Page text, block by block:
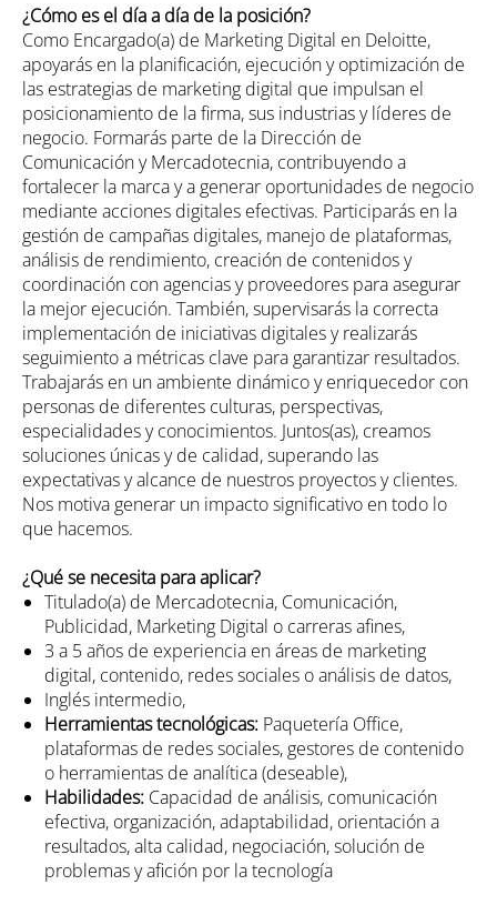
¿Cómo es el día a día de la posición?
Como Encargado(a) de Marketing Digital en Deloitte,
apoyarás en la planificación, ejecución y optimización de
las estrategias de marketing digital que impulsan el
posicionamiento de la firma, sus industrias y líderes de
negocio. Formarás parte de la Dirección de
Comunicación y Mercadotecnia, contribuyendo a
fortalecer la marca y a generar oportunidades de negocio
mediante acciones digitales efectivas. Participarás en la
gestión de campañas digitales, manejo de plataformas,
análisis de rendimiento, creación de contenidos y
coordinación con agencias y proveedores para asegurar
la mejor ejecución. También, supervisarás la correcta
implementación de iniciativas digitales y realizarás
seguimiento a métricas clave para garantizar resultados.
Trabajarás en un ambiente dinámico y enriquecedor con
personas de diferentes culturas, perspectivas,
especialidades y conocimientos. Juntos(as), creamos
soluciones únicas y de calidad, superando las
expectativas y alcance de nuestros proyectos y clientes.
Nos motiva generar un impacto significativo en todo lo
que hacemos.
¿Qué se necesita para aplicar?
Titulado(a) de Mercadotecnia, Comunicación,
Publicidad, Marketing Digital o carreras afines,
3 a 5 años de experiencia en áreas de marketing
digital, contenido, redes sociales o análisis de datos,
Inglés intermedio,
Herramientas tecnológicas: Paquetería Office,
plataformas de redes sociales, gestores de contenido
o herramientas de analítica (deseable),
Habilidades: Capacidad de análisis, comunicación
efectiva, organización, adaptabilidad, orientación a
resultados, alta calidad, negociación, solución de
problemas y afición por la tecnología